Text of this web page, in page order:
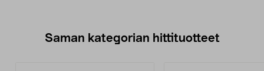
Saman kategorian hittituotteet